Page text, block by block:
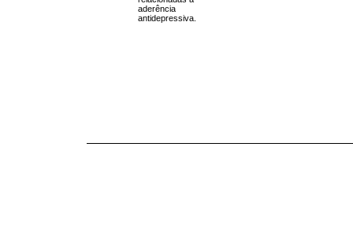
aderência
antidepressiva.